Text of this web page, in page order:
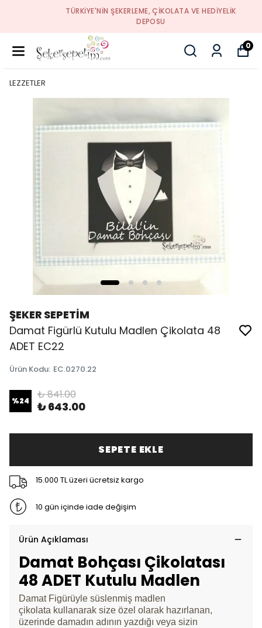
TÜRKIYE'NIN ŞEKERLEME, ÇIKOLATA VE HEDIYELIK
DEPOSU
0
LEZZETLER
ŞEKER SEPETİM
Damat Figürlü Kutulu Madlen Çikolata 48
ADET EC22
Ürün Kodu: EC.0270.22
%24 ₺ 841.00
₺ 643.00
SEPETE EKLE
15.000 TL üzeri ücretsiz kargo
10 gün içinde iade değişim
Ürün Açıklaması
Damat Bohçası Çikolatası
48 ADET Kutulu Madlen
Damat Figürüyle süslenmiş madlen
çikolata kullanarak size özel olarak hazırlanan,
üzerinde damadın adının yazdığı veya sizin